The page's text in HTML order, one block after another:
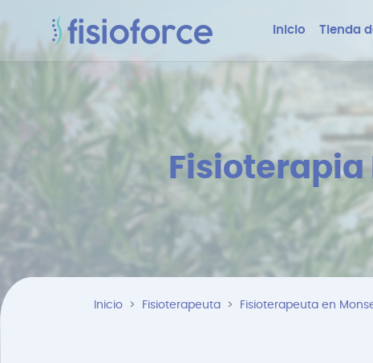
Inicio Tienda
Inicio Fisioterapeuta Fisioterapeuta en